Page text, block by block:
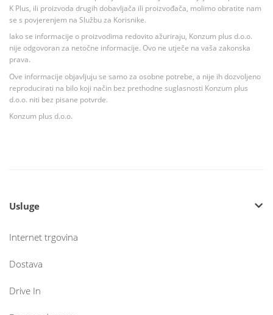
K Plus, ili proizvoda drugih dobavljača ili proizvođača, molimo obratite nam
se s povjerenjem na Službu za Korisnike.
Iako se informacije o proizvodima redovito ažuriraju, Konzum plus d.o.o.
nije odgovoran za netočne informacije. Ovo ne utječe na vaša zakonska
prava.
Ove informacije objavljuju se samo za osobne potrebe, a nije ih dozvoljeno
reproducirati na bilo koji način bez prethodne suglasnosti Konzum plus
d.o.o. niti bez pisane potvrde.
Konzum plus d.o.o.
Usluge
Internet trgovina
Dostava
Drive In